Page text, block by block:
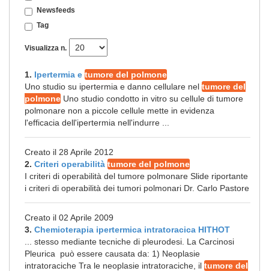
Newsfeeds
Tag
Visualizza n.
1. Ipertermia e tumore del polmone
Uno studio su ipertermia e danno cellulare nel tumore del
polmone Uno studio condotto in vitro su cellule di tumore
polmonare non a piccole cellule mette in evidenza
l'efficacia dell'ipertermia nell'indurre ...
Creato il 28 Aprile 2012
2. Criteri operabilità tumore del polmone
I criteri di operabilità del tumore polmonare Slide riportante
i criteri di operabilità dei tumori polmonari Dr. Carlo Pastore
Creato il 02 Aprile 2009
3. Chemioterapia ipertermica intratoracica HITHOT
... stesso mediante tecniche di pleurodesi. La Carcinosi
Pleurica può essere causata da: 1) Neoplasie
intratoraciche Tra le neoplasie intratoraciche, il tumore del